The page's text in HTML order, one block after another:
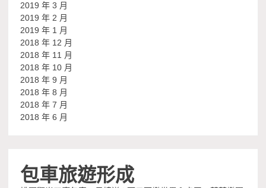
2019 年 3 月
2019 年 2 月
2019 年 1 月
2018 年 12 月
2018 年 11 月
2018 年 10 月
2018 年 9 月
2018 年 8 月
2018 年 7 月
2018 年 6 月
包車旅遊形成